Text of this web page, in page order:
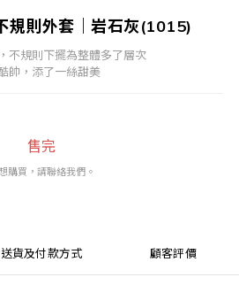
規則外套｜岩石灰(1015)
不規則下擺為整體多了層次
帥，添了一絲甜美
售完
購買，請聯絡我們。
送貨及付款方式 顧客評價